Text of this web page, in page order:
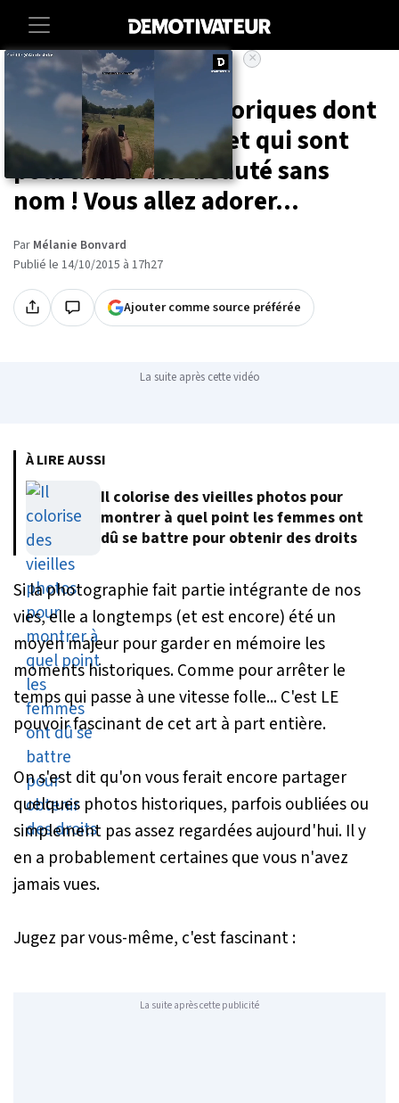
Accueil Culture
Voici 25 photos historiques dont
on parle rarement et qui sont
pourtant d'une beauté sans
nom ! Vous allez adorer...
Par Mélanie Bonvard
Publié le 14/10/2015 à 17h27
Ajouter comme source préférée
La suite après cette vidéo
×
À LIRE AUSSI
Il colorise des vieilles photos pour
montrer à quel point les femmes ont
dû se battre pour obtenir des droits
Si la photographie fait partie intégrante de nos
vies, elle a longtemps (et est encore) été un
moyen majeur pour garder en mémoire les
moments historiques. Comme pour arrêter le
temps qui passe à une vitesse folle... C'est LE
pouvoir fascinant de cet art à part entière.
On s'est dit qu'on vous ferait encore partager
quelques photos historiques, parfois oubliées ou
simplement pas assez regardées aujourd'hui. Il y
en a probablement certaines que vous n'avez
jamais vues.
Jugez par vous-même, c'est fascinant :
La suite après cette publicité